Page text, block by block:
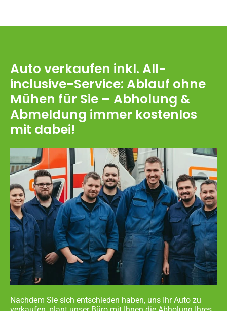
Auto verkaufen inkl. All-
inclusive-Service: Ablauf ohne
Mühen für Sie – Abholung &
Abmeldung immer kostenlos
mit dabei!
Nachdem Sie sich entschieden haben, uns Ihr Auto zu